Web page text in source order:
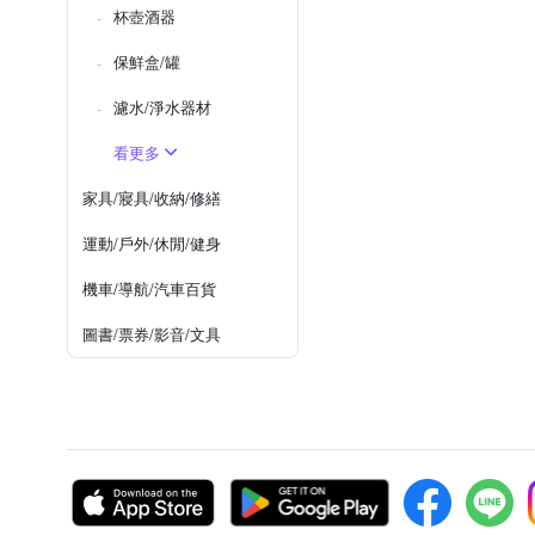
杯壺酒器
保鮮盒/罐
濾水/淨水器材
看更多
家具/寢具/收納/修繕
運動/戶外/休閒/健身
機車/導航/汽車百貨
圖書/票券/影音/文具